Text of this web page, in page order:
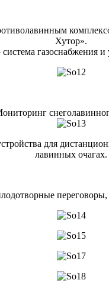
Хутор».
система газоснабжения
для
лавинных очагах.